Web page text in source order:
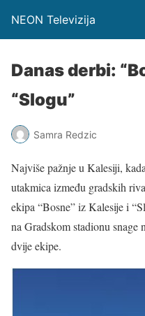
NEON Televizija
Danas derbi:
“Slogu”
Samra Redzic
Najviše pažnje u Kalesiji,
utakmica između gradskih
ekipa “Bosne” iz Kalesije i
na Gradskom stadionu snage
dvije ekipe.